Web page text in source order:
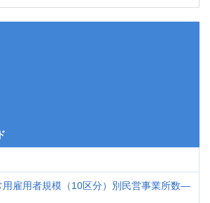
用雇用者規模（10区分）別民営事業所数―